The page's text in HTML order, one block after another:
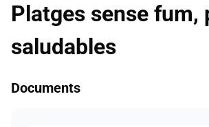
Platges sense fum,
saludables
Documents